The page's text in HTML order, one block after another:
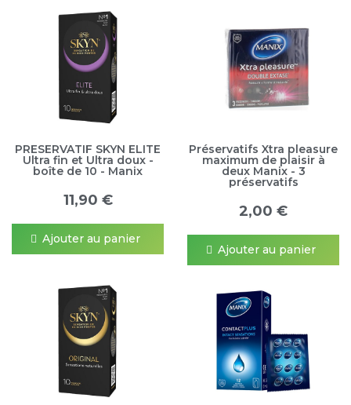
PRESERVATIF SKYN ELITE
Ultra fin et Ultra doux -
boîte de 10 - Manix
11,90 €
Ajouter au panier
Préservatifs Xtra pleasure
maximum de plaisir à
deux Manix - 3
préservatifs
2,00 €
Ajouter au panier